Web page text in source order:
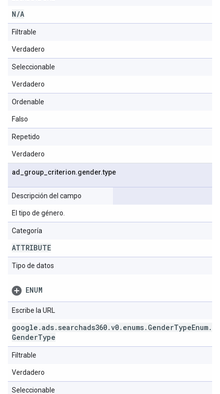
N/A
Filtrable
Verdadero
Seleccionable
Verdadero
Ordenable
Falso
Repetido
Verdadero
ad group criterion.gender.type
Descripción del campo
El tipo de género.
Categoría
ATTRIBUTE
Tipo de datos
ENUM
Escribe la URL
google .ads. searchads360.v0. enums. GenderTypeEnum.
GenderType
Filtrable
Verdadero
Seleccionable